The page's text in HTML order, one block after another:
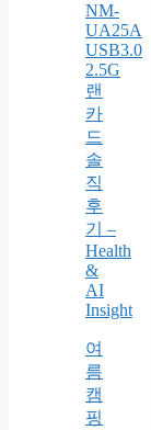
NM-
UA25A
USB3.0
2.5G
랜
카
드
솔
직
후
기 –
Health
&
AI
Insight
여
름
캠
핑